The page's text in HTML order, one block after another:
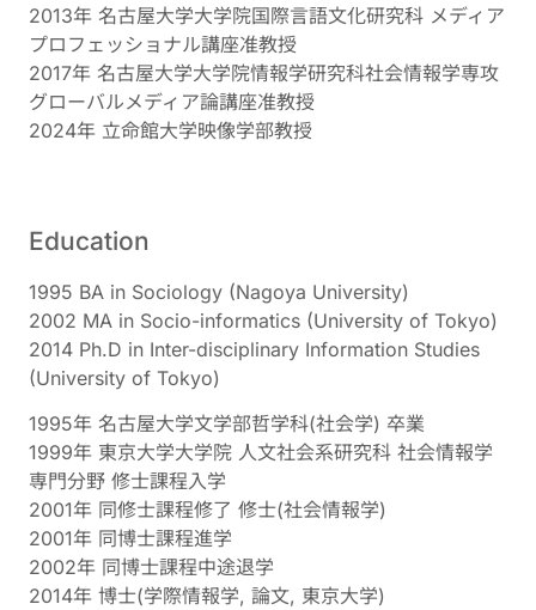
2013年 名古屋大学大学院国際言語文化研究科 メディア
プロフェッショナル講座准教授
2017年 名古屋大学大学院情報学研究科社会情報学専攻
グローバルメディア論講座准教授
2024年 立命館大学映像学部教授
Education
1995 BA in Sociology (Nagoya University)
2002 MA in Socio-informatics (University of Tokyo)
2014 Ph.D in Inter-disciplinary Information Studies
(University of Tokyo)
1995年 名古屋大学文学部哲学科(社会学) 卒業
1999年 東京大学大学院 人文社会系研究科 社会情報学
専門分野 修士課程入学
2001年 同修士課程修了 修士(社会情報学)
2001年 同博士課程進学
2002年 同博士課程中途退学
2014年 博士(学際情報学, 論文, 東京大学)